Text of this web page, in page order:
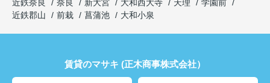
近鉄奈良
奈良 新大宮 大和西大寺 天理
学園前
近鉄郡山
前栽 菖蒲池 大和小泉
賃貸のマサキ (正木商事株式会社）